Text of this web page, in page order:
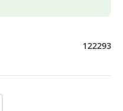
122293